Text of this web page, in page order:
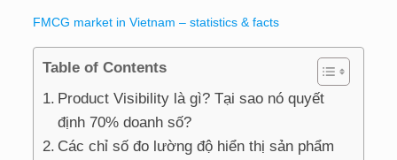
FMCG market in Vietnam – statistics & facts
Table of Contents
Product Visibility là gì? Tại sao nó quyết
định 70% doanh số?
Các chỉ số đo lường độ hiển thị sản phẩm